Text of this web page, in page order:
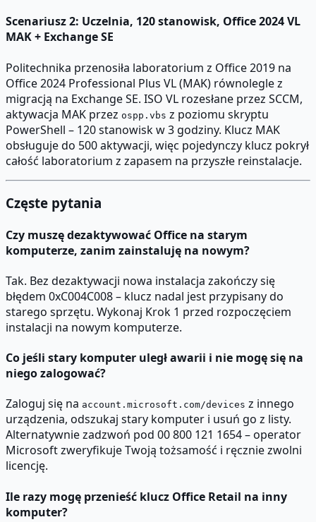
Scenariusz 2: Uczelnia, 120 stanowisk, Office 2024 VL
MAK + Exchange SE
Politechnika przenosiła laboratorium z Office 2019 na
Office 2024 Professional Plus VL (MAK) równolegle z
migracją na Exchange SE. ISO VL rozesłane przez SCCM,
aktywacja MAK przez ospp.vbs z poziomu skryptu
PowerShell – 120 stanowisk w 3 godziny. Klucz MAK
obsługuje do 500 aktywacji, więc pojedynczy klucz pokrył
całość laboratorium z zapasem na przyszłe reinstalacje.
Częste pytania
Czy muszę dezaktywować Office na starym
komputerze, zanim zainstaluję na nowym?
Tak. Bez dezaktywacji nowa instalacja zakończy się
błędem 0xC004C008 – klucz nadal jest przypisany do
starego sprzętu. Wykonaj Krok 1 przed rozpoczęciem
instalacji na nowym komputerze.
Co jeśli stary komputer uległ awarii i nie mogę się na
niego zalogować?
Zaloguj się na account.microsoft.com/devices z innego
urządzenia, odszukaj stary komputer i usuń go z listy.
Alternatywnie zadzwoń pod 00 800 121 1654 – operator
Microsoft zweryfikuje Twoją tożsamość i ręcznie zwolni
licencję.
Ile razy mogę przenieść klucz Office Retail na inny
komputer?